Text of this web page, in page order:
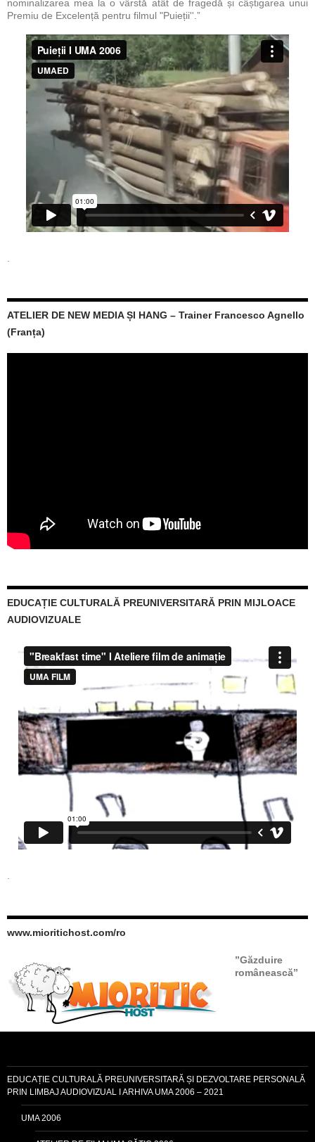
nominalizarea mea la o vârstă atât de fragedă și câștigarea unui
Premiu de Excelență pentru filmul "Puieții''.”
ATELIER DE NEW MEDIA ȘI HANG – Trainer Francesco Agnello
(Franța)
EDUCAȚIE CULTURALĂ PREUNIVERSITARĂ PRIN MIJLOACE
AUDIOVIZUALE
www.mioritichost.com/ro
”Găzduire
românească”
EDUCAȚIE CULTURALĂ PREUNIVERSITARĂ ȘI DEZVOLTARE PERSONALĂ
PRIN LIMBAJ AUDIOVIZUAL I ARHIVA UMA 2006 – 2021
UMA 2006